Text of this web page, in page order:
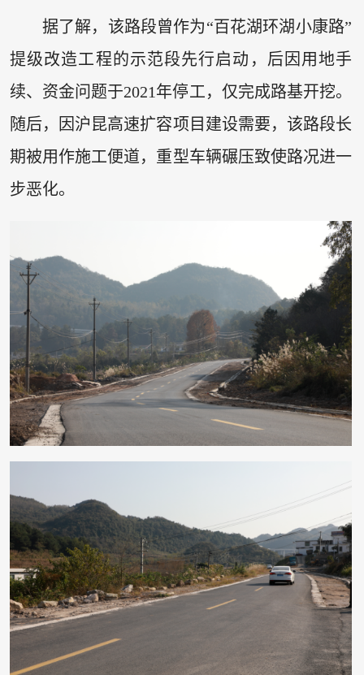
据了解，该路段曾作为“百花湖环湖小康路”
提级改造工程的示范段先行启动，后因用地手
续、资金问题于2021年停工，仅完成路基开挖。
随后，因沪昆高速扩容项目建设需要，该路段长
期被用作施工便道，重型车辆碾压致使路况进一
步恶化。